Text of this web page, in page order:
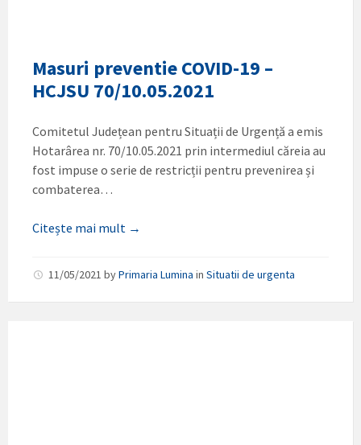
Masuri preventie COVID-19 –
HCJSU 70/10.05.2021
Comitetul Județean pentru Situații de Urgență a emis
Hotarârea nr. 70/10.05.2021 prin intermediul căreia au
fost impuse o serie de restricții pentru prevenirea și
combaterea…
Citește mai mult →
11/05/2021 byPrimaria Lumina in Situatii de urgenta